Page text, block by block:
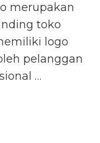
merupakan
toko
logo
pelanggan
…